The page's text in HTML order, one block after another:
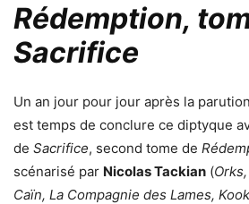
Rédemption,
Sacrifice
Un an jour pour jour après la
est temps de conclure ce diptyque
de Sacrifice, second tome de
scénarisé par Nicolas Tackian (
Caïn, La Compagnie des Lames,